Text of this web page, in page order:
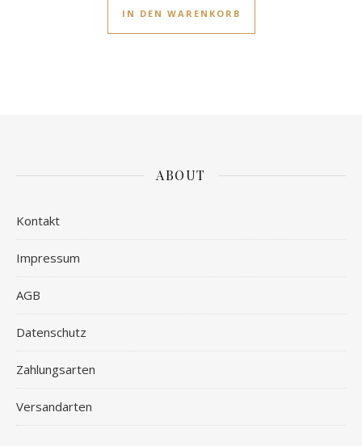
IN DEN WARENKORB
ABOUT
Kontakt
Impressum
AGB
Datenschutz
Zahlungsarten
Versandarten